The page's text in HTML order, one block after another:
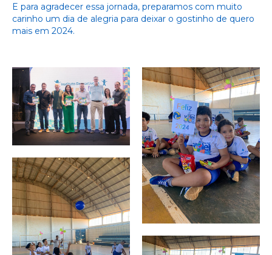
E para agradecer essa jornada, preparamos com muito
carinho um dia de alegria para deixar o gostinho de quero
mais em 2024.